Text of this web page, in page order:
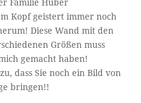
Familie Huber
Kopf geistert immer noch
Diese Wand mit den
Größen muss
gemacht haben!
dass Sie noch ein Bild von
bringen!!